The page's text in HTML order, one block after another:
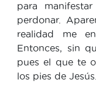
para
perdonar.
realidad me
Entonces, sin
pues el que te
los pies de Jesús.